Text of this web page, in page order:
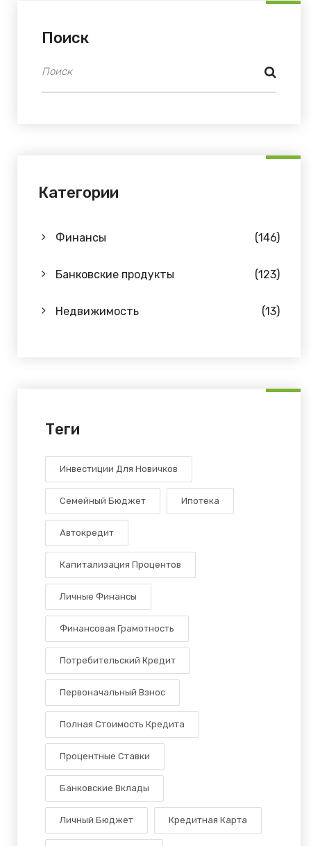
Поиск
Категории
Финансы (146)
Банковские продукты (123)
Недвижимость (13)
Теги
Инвестиции Для Новичков
Семейный Бюджет Ипотека
Автокредит
Капитализация Процентов
Личные Финансы
Финансовая Грамотность
Потребительский Кредит
Первоначальный Взнос
Полная Стоимость Кредита
Процентные Ставки
Банковские Вклады
Личный Бюджет Кредитная Карта